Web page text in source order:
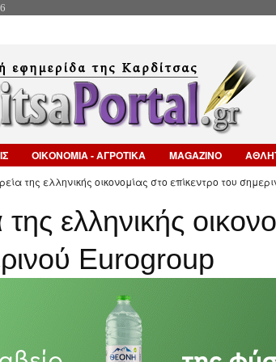
ΟΙΚΟΝΟΜΙΑ - ΑΓΡΟΤΙΚΑ MAGAZINO
της ελληνικής οικονομίας στο επίκεντρο του
ελληνικής
Eurogroup